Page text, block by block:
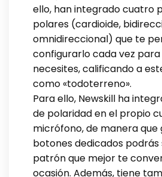
ello, han integrado cuatro
polares (cardioide,
omnidireccional) que te
configurarlo cada vez para
necesites, calificando a
como «todoterreno».
Para ello, Newskill ha
de polaridad en el propio
micrófono, de manera que
botones dedicados
patrón que mejor te
ocasión. Además, tiene